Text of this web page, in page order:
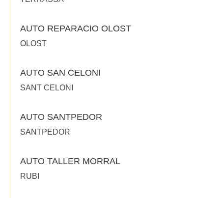
AUTO REPARACIO OLOST
OLOST
AUTO SAN CELONI
SANT CELONI
AUTO SANTPEDOR
SANTPEDOR
AUTO TALLER MORRAL
RUBI